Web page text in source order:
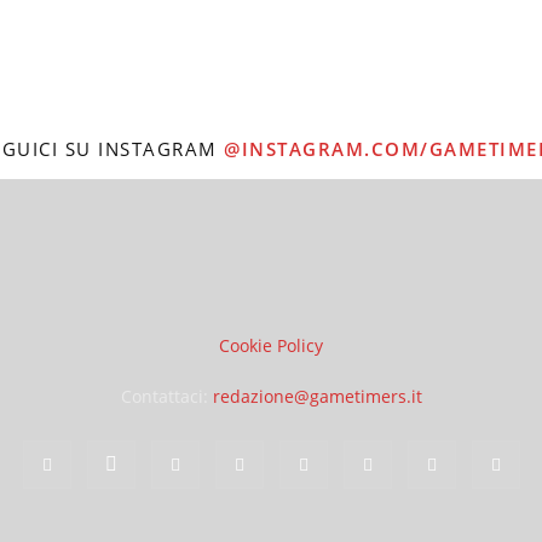
SU INSTAGRAM @INSTAGRAM.COM/
Cookie Policy
redazione@gametimers.it